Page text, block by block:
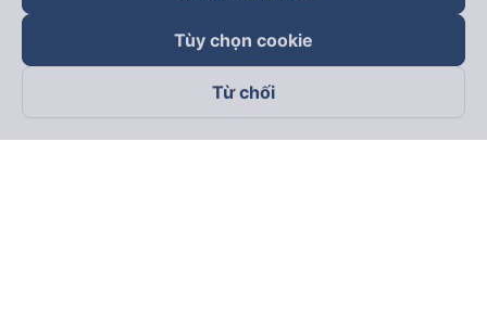
Theo dõi chúng tôi trên
Tùy chọn cookie
Từ chối